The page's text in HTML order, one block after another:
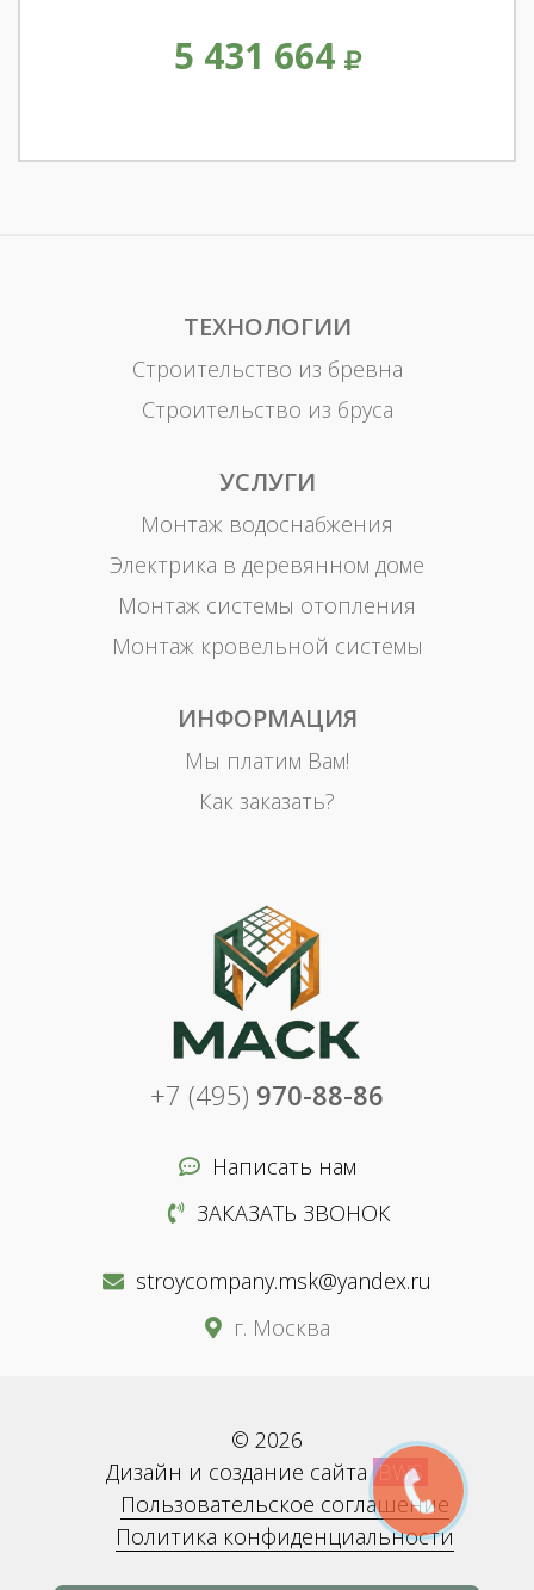
5 431 664
ТЕХНОЛОГИИ
Строительство из бревна
Строительство из бруса
УСЛУГИ
Монтаж водоснабжения
Электрика в деревянном доме
Монтаж системы отопления
Монтаж кровельной системы
ИНФОРМАЦИЯ
Мы платим Вам!
Как заказать?
+7 (495) 970-88-86
Написать нам
ЗАКАЗАТЬ ЗВОНОК
stroycompany.msk@yandex.ru
г. Москва
© 2026
Дизайн и создание сайтаBWS
Пользовательское соглашение
Политика конфиденциальности